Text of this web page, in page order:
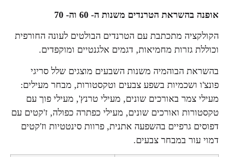
אופנה בהשראת הטרנדים משנות ה- 60 וה- 70
הקולקציה מתכתבת עם הטרנדים הבולטים לעונה החורפית
וכוללת גזרות מחמיאות, דגמים אלגנטיים ומוקפדים.
בהשראת הבוהמיה משנות השבעים מוצגים שלל סריגי
פונצ'ו ושכמיות בשפע צבעים וטקסטורות, מבחר מעילים:
מעילי צמר באורכים שונים, מעילי טרנץ', מעילי פוך עם
טקסטורות ואורכים שונים, מעילי כפתרה כפולה, ז'קטים עם
דפוסים גרפיים בהשפעה אתנית, פרוות סינטטיות וז'קטים
דמוי עור במבחר צבעים.